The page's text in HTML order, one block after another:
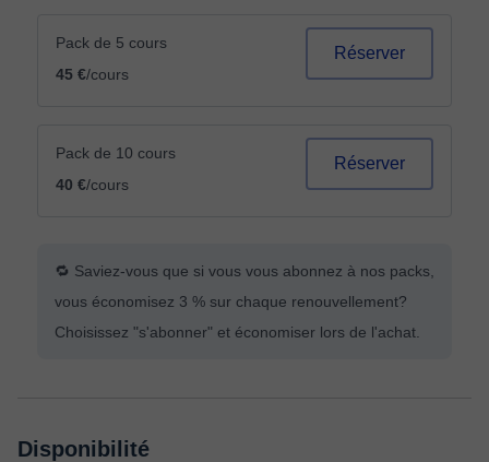
Pack de 5 cours
45 €/cours
Réserver
Pack de 10 cours
40 €/cours
Réserver
🔁 Saviez-vous que si vous vous abonnez à nos packs,
vous économisez 3 % sur chaque renouvellement?
Choisissez "s'abonner" et économiser lors de l'achat.
Disponibilité